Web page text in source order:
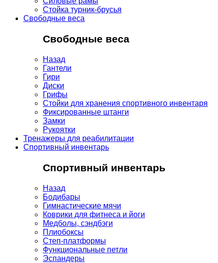
Стойка турник-брусья
Свободные веса
Свободные веса
Назад
Гантели
Гири
Диски
Грифы
Стойки для хранения спортивного инвентаря
Фиксированные штанги
Замки
Рукоятки
Тренажеры для реабилитации
Спортивный инвентарь
Спортивный инвентарь
Назад
Бодибары
Гимнастические мячи
Коврики для фитнеса и йоги
Медболы, сэндбэги
Плиобоксы
Степ-платформы
Функциональные петли
Эспандеры